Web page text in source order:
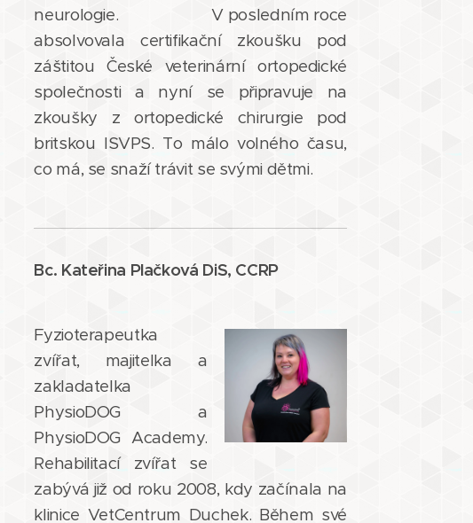
neurologie. V posledním roce
absolvovala certifikační zkoušku pod
záštitou České veterinární ortopedické
společnosti a nyní se připravuje na
zkoušky z ortopedické chirurgie pod
britskou ISVPS. To málo volného času,
co má, se snaží trávit se svými dětmi.
Bc. Kateřina Plačková DiS, CCRP
Fyzioterapeutka
zvířat, majitelka a
zakladatelka
PhysioDOG a
PhysioDOG Academy.
Rehabilitací zvířat se
zabývá již od roku 2008, kdy začínala na
klinice VetCentrum Duchek. Během své